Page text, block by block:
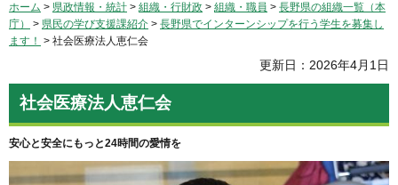
ホーム > 県政情報・統計 > 組織・行財政 > 組織・職員 > 長野県の組織一覧（本
庁）
> 県民の学び支援課紹介 > 長野県でインターンシップを行う学生を募集し
ます！ > 社会医療法人恵仁会
更新日：2026年4月1日
社会医療法人恵仁会
安心と安全にもっと24時間の愛情を